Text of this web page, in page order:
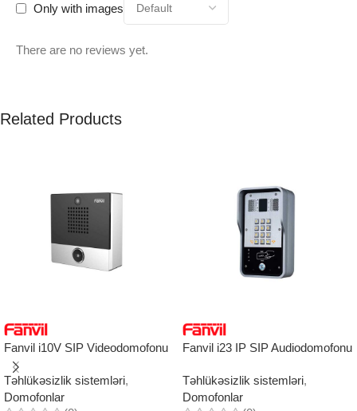
Only with images
There are no reviews yet.
Related Products
Fanvil i10V SIP Videodomofonu
Təhlükəsizlik sistemləri,
Domofonlar
Fanvil i23 IP SIP Audiodomofonu
Təhlükəsizlik sistemləri,
Domofonlar